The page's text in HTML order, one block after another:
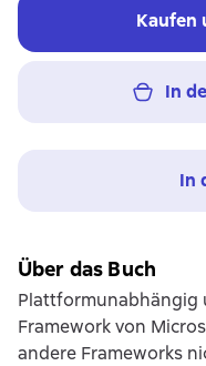
Kaufen
In
In
Über das Buch
Plattformunabhängig
Framework von
andere Frameworks